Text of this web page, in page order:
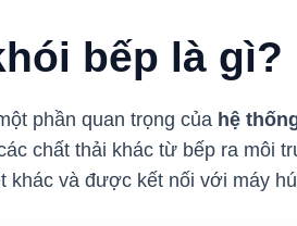
bếp là gì?
phần quan trọng của hệ
chất thải khác từ bếp ra môi
khác và được kết nối với máy